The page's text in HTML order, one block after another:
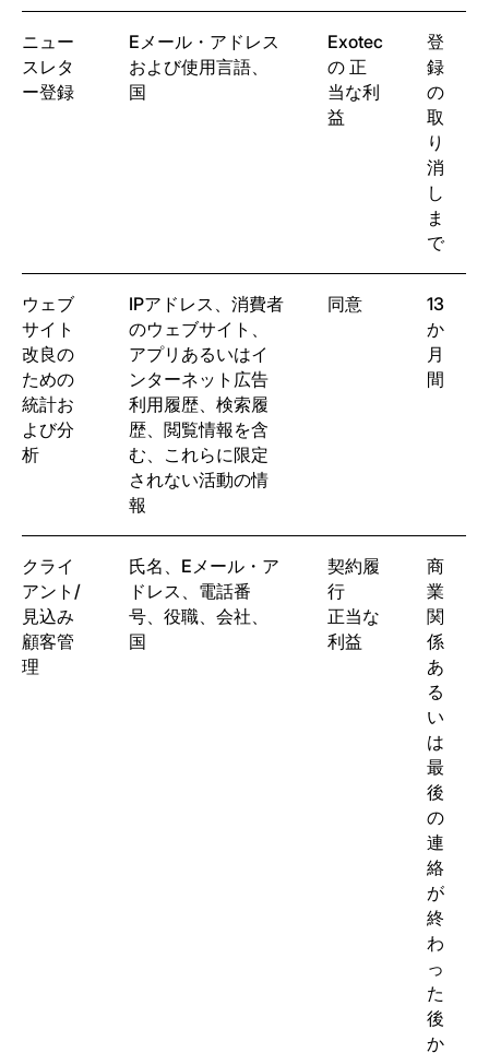
ニュー
スレタ
ー登録
Eメール・アドレス
および使用言語、
国
Exotec
の 正
当な利
益
登
録
の
取
り
消
し
ま
で
ウェブ
サイト
改良の
ための
統計お
よび分
析
IPアドレス、消費者
のウェブサイト、
アプリあるいはイ
ンターネット広告
利用履歴、検索履
歴、閲覧情報を含
む、これらに限定
されない活動の情
報
同意
13
か
月
間
クライ
アント/
見込み
顧客管
理
氏名、Eメール・ア
ドレス、電話番
号、役職、会社、
国
契約履
行
正当な
利益
商
業
関
係
あ
る
い
は
最
後
の
連
絡
が
終
わ
っ
た
後
か